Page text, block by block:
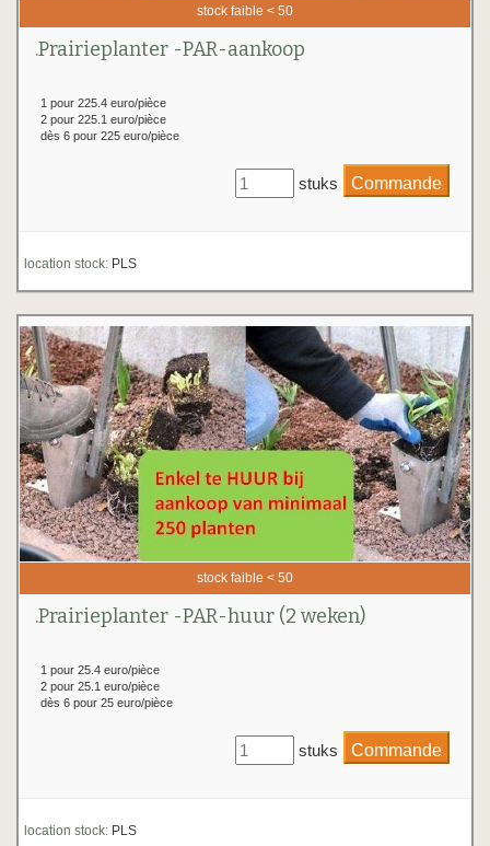
stock faible < 50
.Prairieplanter -PAR-aankoop
1 pour 225.4 euro/pièce
2 pour 225.1 euro/pièce
dès 6 pour 225 euro/pièce
stuks
location stock: PLS
stock faible < 50
.Prairieplanter -PAR-huur (2 weken)
1 pour 25.4 euro/pièce
2 pour 25.1 euro/pièce
dès 6 pour 25 euro/pièce
stuks
location stock: PLS